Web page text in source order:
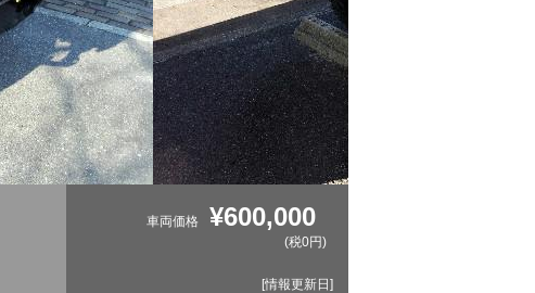
車両価格 ¥600,000
(税0円)
[情報更新日]